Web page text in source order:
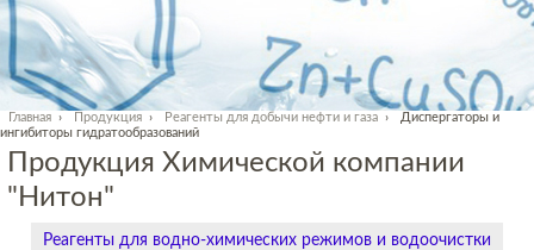
Главная › Продукция › Реагенты для добычи нефти и газа ›
Диспергаторы и
ингибиторы гидратообразований
Продукция Химической компании
"Нитон"
Реагенты для водно-химических режимов и водоочистки